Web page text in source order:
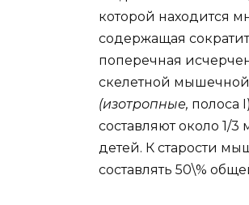
которой находится
содержащая
поперечная
скелетной мышечной
(изотропные, полоса
составляют около 1/
детей. К старости
составлять 50\%